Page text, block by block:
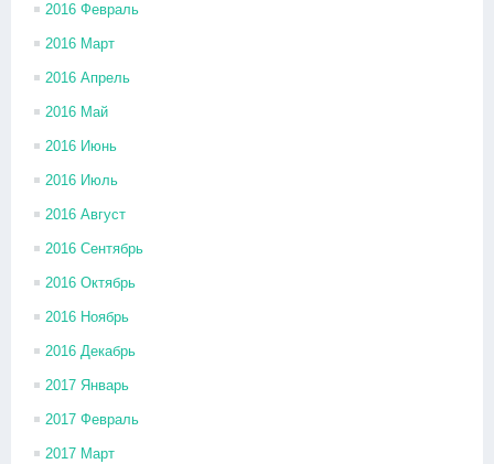
2016 Февраль
2016 Март
2016 Апрель
2016 Май
2016 Июнь
2016 Июль
2016 Август
2016 Сентябрь
2016 Октябрь
2016 Ноябрь
2016 Декабрь
2017 Январь
2017 Февраль
2017 Март